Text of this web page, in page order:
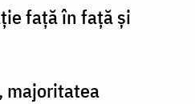
faţă în faţă şi
majoritatea